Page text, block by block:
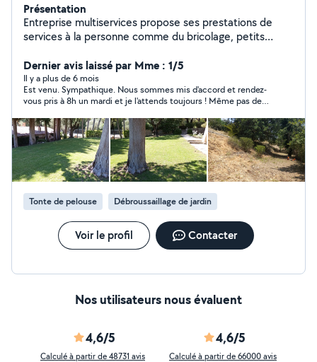
Présentation
Entreprise multiservices propose ses prestations de
services à la personne comme du bricolage, petits
service de ménage particuliers et locations saisonnières.
Dernier avis laissé par Mme : 1/5
Il y a plus de 6 mois
Est venu. Sympathique. Nous sommes mis d'accord et rendez-
vous pris à 8h un mardi et je l'attends toujours ! Même pas de
m'étonnant de ne pas le voir venir !!! Pas sérieux donc
Tonte de pelouse Débroussaillage de jardin
Voir le profil Contacter
Nos utilisateurs nous évaluent
4,6/5
Calculé à partir de 48731 avis
4,6/5
Calculé à partir de 66000 avis